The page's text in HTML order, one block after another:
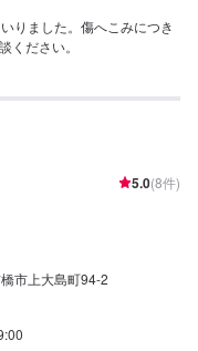
りました。傷へこみにつき
ください。
5.0(8件)
市上大島町94-2